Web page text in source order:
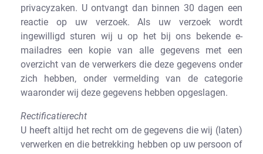
privacyzaken. U ontvangt dan binnen 30 dagen een
reactie op uw verzoek. Als uw verzoek wordt
ingewilligd sturen wij u op het bij ons bekende e-
mailadres een kopie van alle gegevens met een
overzicht van de verwerkers die deze gegevens onder
zich hebben, onder vermelding van de categorie
waaronder wij deze gegevens hebben opgeslagen.
Rectificatierecht
U heeft altijd het recht om de gegevens die wij (laten)
verwerken en die betrekking hebben op uw persoon of